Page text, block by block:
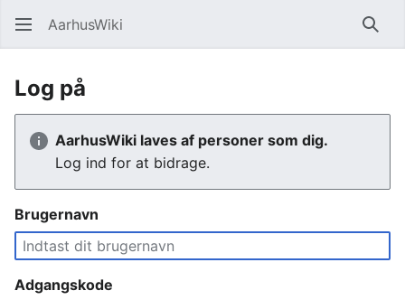
AarhusWiki Søg
Log på
AarhusWiki laves af personer som dig.
Log ind for at bidrage.
Brugernavn
Adgangskode